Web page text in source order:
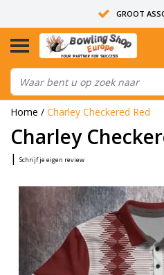
GROOT
14 DAGEN
ALLE
Home / Charley Checkered Red
Charley
| Schrijf je eigen review